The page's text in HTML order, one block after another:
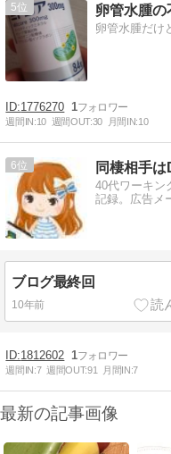
5 卵管水腫の
卵管水腫だけ
1776270 1
週間IN:10 週間OUT:30 月間IN:10
6
40代ワーキン
記録。広告メ
ブログ最終回
10年前
1812602 1
週間IN:7 週間OUT:91 月間IN:7
最新の記事画像